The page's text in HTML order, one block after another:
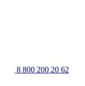
8 800 200 20 62